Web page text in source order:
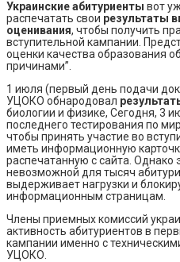
Украинские абитуриенты вот
распечатать свои результаты
оценивания, чтобы получить
вступительной кампании.
оценки качества образования
причинами”.
1 июля (первый день подачи
УЦОКО обнародовал
биологии и физике, Сегодня, 3
последнего тестирования по
чтобы принять участие во
иметь информационную
распечатанную с сайта. Однако
невозможной для тысяч
выдерживает нагрузки и
информационным страницам.
Члены приемных комиссий
активность абитуриентов в
кампании именно с
УЦОКО.